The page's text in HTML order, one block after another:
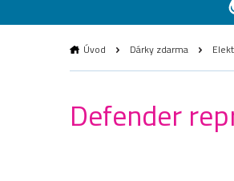
Úvod Dárky zdarma
Defender